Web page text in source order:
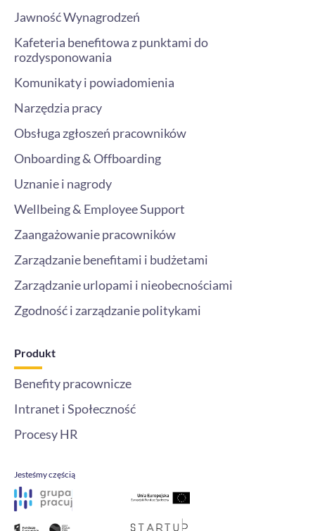
Jawność Wynagrodzeń
Kafeteria benefitowa z punktami do
rozdysponowania
Komunikaty i powiadomienia
Narzędzia pracy
Obsługa zgłoszeń pracowników
Onboarding & Offboarding
Uznanie i nagrody
Wellbeing & Employee Support
Zaangażowanie pracowników
Zarządzanie benefitami i budżetami
Zarządzanie urlopami i nieobecnościami
Zgodność i zarządzanie politykami
Produkt
Benefity pracownicze
Intranet i Społeczność
Procesy HR
Jesteśmy częścią